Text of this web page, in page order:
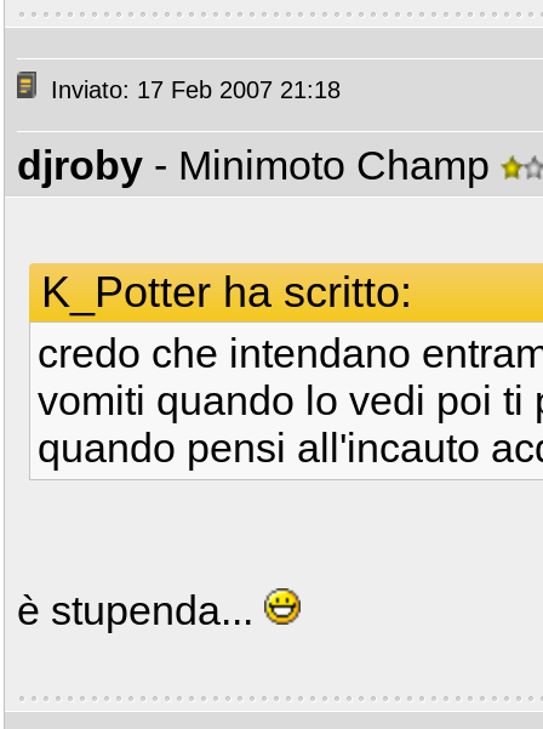
Inviato: 17 Feb 2007 21:18
djroby - Minimoto Champ
K_Potter ha scritto:
credo che intendano
vomiti quando lo vedi poi ti
quando pensi all'incauto
è stupenda...